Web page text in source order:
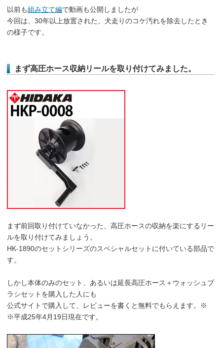
以前も組み立て編で動画も公開しましたが
今回は、30年以上放置された、犬走りのコケ汚れを除去したとき
の様子です。
まず高圧ホース収納リールを取り付けてみました。
まず前回取り付けていなかった、高圧ホースの収納を楽にするリー
ルを取り付けてみましょう。
HK-1890のセットシリーズのスペシャルセットに付いている部品で
す。
しかし本体のみのセット、あるいは延長高圧ホース＋ウォッシュブ
ラシセットを購入した人にも
公式サイトで購入して、レビューを書くと無料でもらえます。※
※平成25年4月19日現在です。